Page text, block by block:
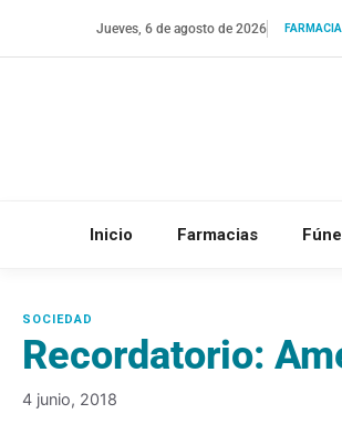
Jueves, 6 de agosto de 2026
Inicio Farmacias
Recordatorio:
4 junio, 2018